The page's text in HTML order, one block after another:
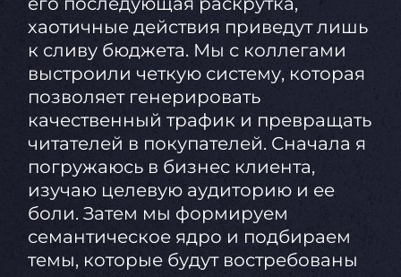
хаотичные действия приведут лишь
к сливу бюджета. Мы с коллегами
выстроили четкую систему, которая
позволяет генерировать
качественный трафик и превращать
читателей в покупателей. Сначала я
погружаюсь в бизнес клиента,
изучаю целевую аудиторию и ее
боли. Затем мы формируем
семантическое ядро и подбираем
темы, которые будут востребованы